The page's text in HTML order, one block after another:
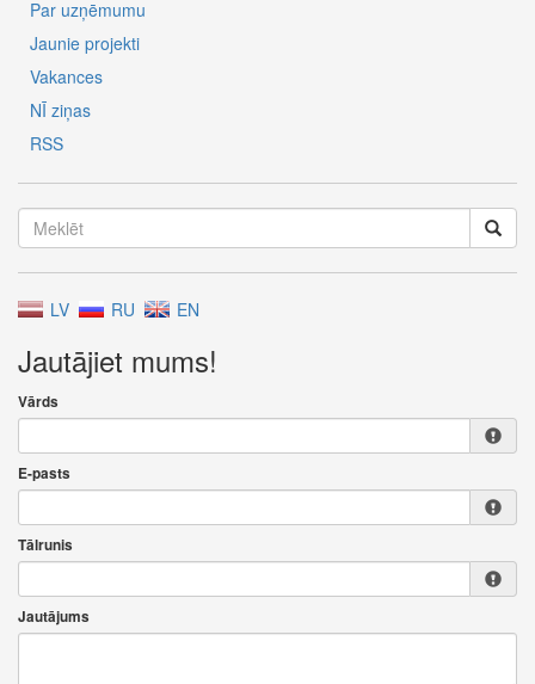
Par uzņēmumu
Jaunie projekti
Vakances
NĪ ziņas
RSS
LV RU EN
Jautājiet mums!
Vārds
E-pasts
Tālrunis
Jautājums